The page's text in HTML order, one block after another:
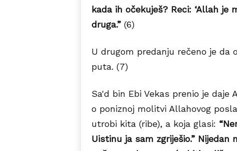
kada ih očekuješ? Reci: ‘Allah je
druga.”(6)
U drugom predanju rečeno je da
puta. (7)
Sa'd bin Ebi Vekas prenio je daje
o poniznoj molitvi Allahovog
utrobi kita (ribe), a koja glasi:
Uistinu ja sam zgriješio.”